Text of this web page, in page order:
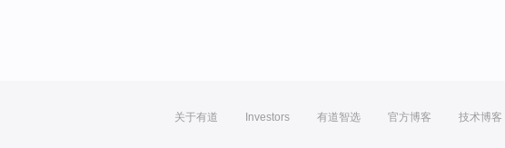
关于有道 Investors 有道智选 官方博客 技术博客